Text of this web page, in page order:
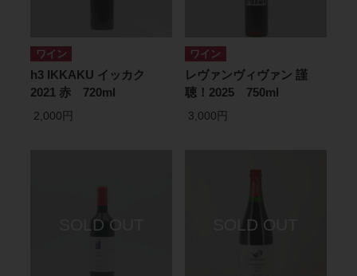
ワイン
h3 IKKAKU イッカク
2021 赤 720ml
2,000円
ワイン
レヴァンヴィヴァン 謹
聴！2025 750ml
3,000円